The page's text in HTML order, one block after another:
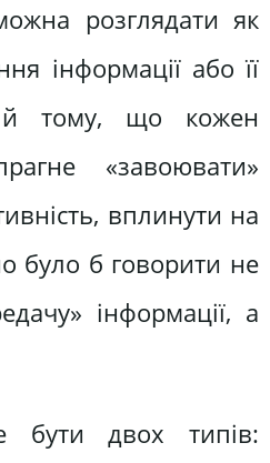
розглядати як
інформації або її
тому, що кожен
«завоювати»
вплинути на
було б говорити не
інформації, а
бути двох типів: